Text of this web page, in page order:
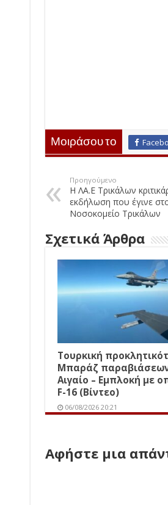
Μοιράσου το
Προηγούμενο
Η ΛΑ.Ε Τρικάλων
εκδήλωση που έγινε
Νοσοκομείο Τρικάλων
Σχετικά Άρθρα
Τουρκική
Μπαράζ
Αιγαίο – Εμπλοκή με
F-16 (Βίντεο)
06/08/2026 20:21
Αφήστε μια